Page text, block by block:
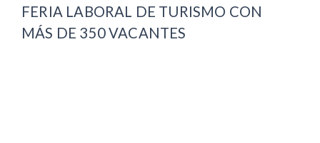
FERIA LABORAL DE TURISMO CON
MÁS DE 350 VACANTES